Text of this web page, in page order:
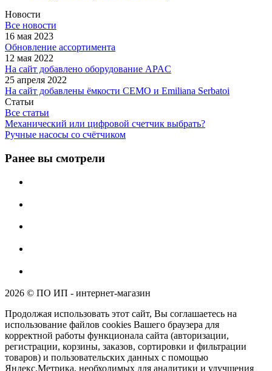
Новости
Все новости
16 мая 2023
Обновление ассортимента
12 мая 2022
На сайт добавлено оборудование APAC
25 апреля 2022
На сайт добавлены ёмкости CEMO и Emiliana Serbatoi
Статьи
Все статьи
Механический или цифровой счетчик выбрать?
Ручные насосы со счётчиком
Ранее вы смотрели
2026 © ПО ИП - интернет-магазин
Продолжая использовать этот сайт, Вы соглашаетесь на
использование файлов cookies Вашего браузера для
корректной работы функционала сайта (авторизации,
регистрации, корзины, заказов, сортировки и фильтрации
товаров) и пользовательских данных с помощью
Яндекс.Метрика, необходимых для аналитики и улучшения